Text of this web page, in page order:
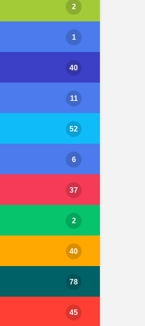
2
1
40
11
52
6
37
2
40
78
45